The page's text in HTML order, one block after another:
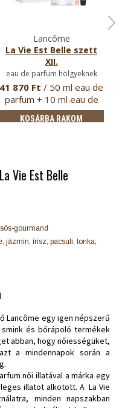
Lancôme
La Vie Est Belle szett
XII.
eau de parfum hölgyeknek
41 870 Ft / 50 ml eau de
parfum + 10 ml eau de
par…
KOSÁRBA RAKOM
Vie Est Belle
gourmand
jázmin, írisz, pacsuli, tonka,
Lancôme egy igen népszerű
és bőrápoló termékek
abban, hogy nőiességüket,
a mindennapok során a
női illatával a márka egy
illatot alkotott. A La Vie
minden napszakban